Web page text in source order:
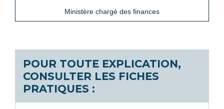
Ministère chargé des finances
POUR TOUTE EXPLICATION,
CONSULTER LES FICHES
PRATIQUES :